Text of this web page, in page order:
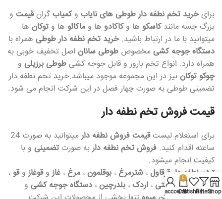
برایخرید تخم نطفه دار طوطی های نایاب وکمیاب گرانقیمت و
بزرگ جسه مانندکاسکو ها وکاکادو ها و ماکائو ها و توکان ها
میتوانید با ما در ارتباط باشید.خرید تخم نطفه دار طوطی همراه با
دستگاه جوجه کشی مخصوص طوطی سانان اصل تخفیف خوبی به
همراه دارد. انواع تخم بارور و قابل جوجه کشی طوطی برزیلی و
چوکو توکان نیز در این مجموعه موجود میباشد.خرید تخم نطفه دار
تضمینی طوطی به صورت چهار فصل در این شرکت انجام می شود.
قیمت فروش تخم نطفه دار
برای استعلام لیستقیمت فروش نطفه دار
میتوانید به صورت 24
ساعته اقدام کنید. فروش تخم نطفه داربه صورت تضمینی و با
کیفیت انجام میشود.
تخم نطفه دار قرقاول ، شترمرغ ، بوقلمون ، مرغ ، غازوقوغازوقو ،
طوطی،مرغ زینتی ، اردک ، بلدرچین ، دستگاه جوجه کشی و
Shop
Filters
Wishlist
0
Cart
My account